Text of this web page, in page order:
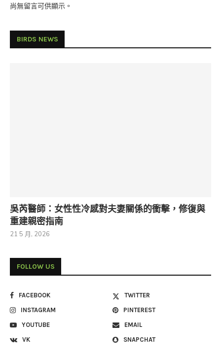
尚無留言可供顯示。
BIRDS NEWS
吳芮醫師：女性性冷感對夫妻關係的衝擊，修復與
重建親密指南
21 5 月, 2026
FOLLOW US
FACEBOOK
TWITTER
INSTAGRAM
PINTEREST
YOUTUBE
EMAIL
VK
SNAPCHAT